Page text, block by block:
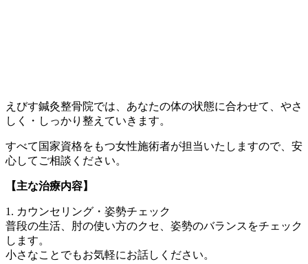
えびす鍼灸整骨院では、あなたの体の状態に合わせて、やさ
しく・しっかり整えていきます。
すべて国家資格をもつ女性施術者が担当いたしますので、安
心してご相談ください。
【主な治療内容】
1. カウンセリング・姿勢チェック
普段の生活、肘の使い方のクセ、姿勢のバランスをチェック
します。
小さなことでもお気軽にお話しください。